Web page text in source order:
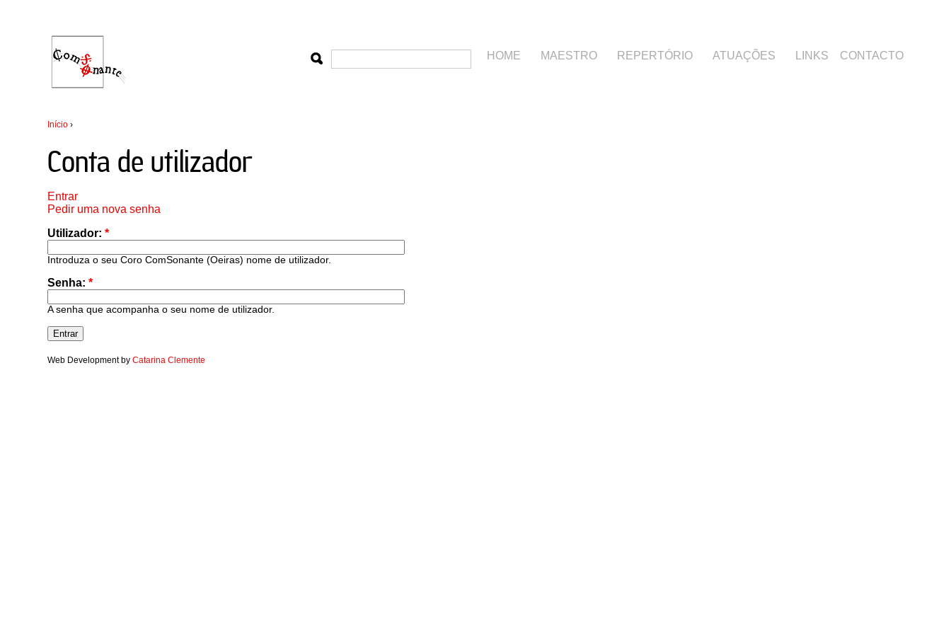
HOME MAESTRO REPERTÓRIO ATUAÇÕES LINKS CONTACTO
Início ›
Conta de utilizador
Entrar
Pedir uma nova senha
Utilizador:*
Introduza o seu Coro ComSonante (Oeiras) nome de utilizador.
Senha:*
A senha que acompanha o seu nome de utilizador.
Web Development byCatarina Clemente